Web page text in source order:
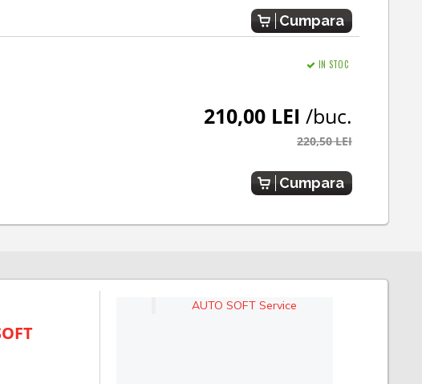
Cumpara
IN STOC
210,00 LEI /buc.
220,50 LEI
Cumpara
AUTO SOFT Service